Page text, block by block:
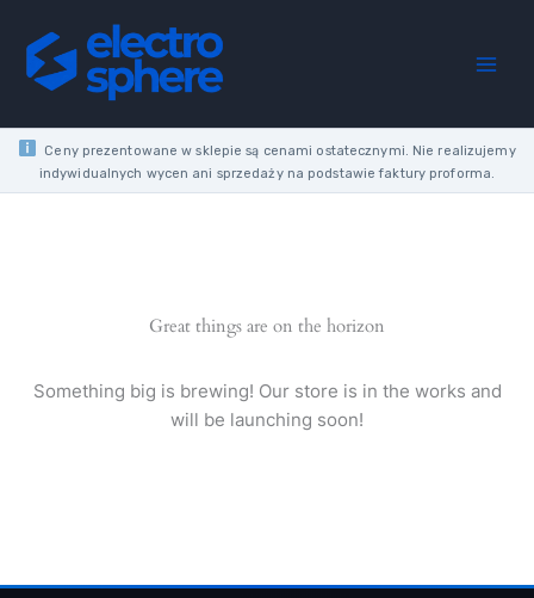
content
Ceny prezentowane w sklepie są cenami ostatecznymi. Nie realizujemy
indywidualnych wycen ani sprzedaży na podstawie faktury proforma.
Great things are on the horizon
Something big is brewing! Our store is in the works and
will be launching soon!
CONNECTOR
FI22
WHITE